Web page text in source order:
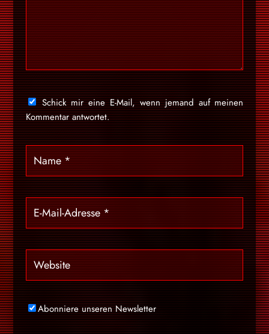
Schick mir eine E-Mail, wenn jemand auf meinen
Kommentar antwortet.
Abonniere unseren Newsletter